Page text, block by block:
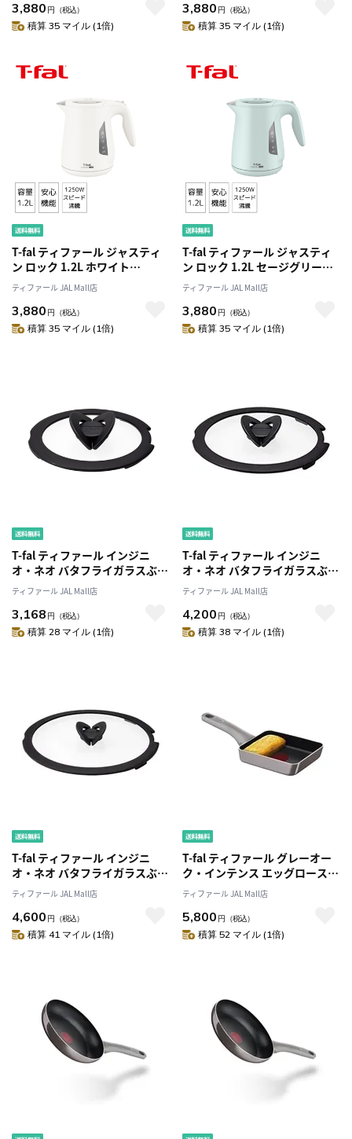
3,880 円 （税込）
積算 35 マイル (1倍)
3,880 円 （税込）
積算 35 マイル (1倍)
T-fal ティファール ジャスティ
ン ロック 1.2L ホワイト
KO5901JP
ティファール JAL Mall店
3,880 円 （税込）
積算 35 マイル (1倍)
T-fal ティファール ジャスティ
ン ロック 1.2L セージグリーン
KO5903JP
ティファール JAL Mall店
3,880 円 （税込）
積算 35 マイル (1倍)
T-fal ティファール インジニ
オ・ネオ バタフライガラスぶた
16cm L99361
ティファール JAL Mall店
3,168 円 （税込）
積算 28 マイル (1倍)
T-fal ティファール インジニ
オ・ネオ バタフライガラスぶた
22cm L99364
ティファール JAL Mall店
4,200 円 （税込）
積算 38 マイル (1倍)
T-fal ティファール インジニ
オ・ネオ バタフライガラスぶた
26cm L99366
ティファール JAL Mall店
4,600 円 （税込）
積算 41 マイル (1倍)
T-fal ティファール グレーオー
ク・インテンス エッグロースタ
ー 12x18cm D51718 ガス火専
用
ティファール JAL Mall店
5,800 円 （税込）
積算 52 マイル (1倍)